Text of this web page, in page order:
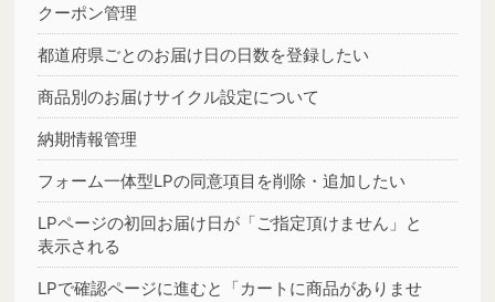
クーポン管理
都道府県ごとのお届け日の日数を登録したい
商品別のお届けサイクル設定について
納期情報管理
フォーム一体型LPの同意項目を削除・追加したい
LPページの初回お届け日が「ご指定頂けません」と
表示される
LPで確認ページに進むと「カートに商品がありませ